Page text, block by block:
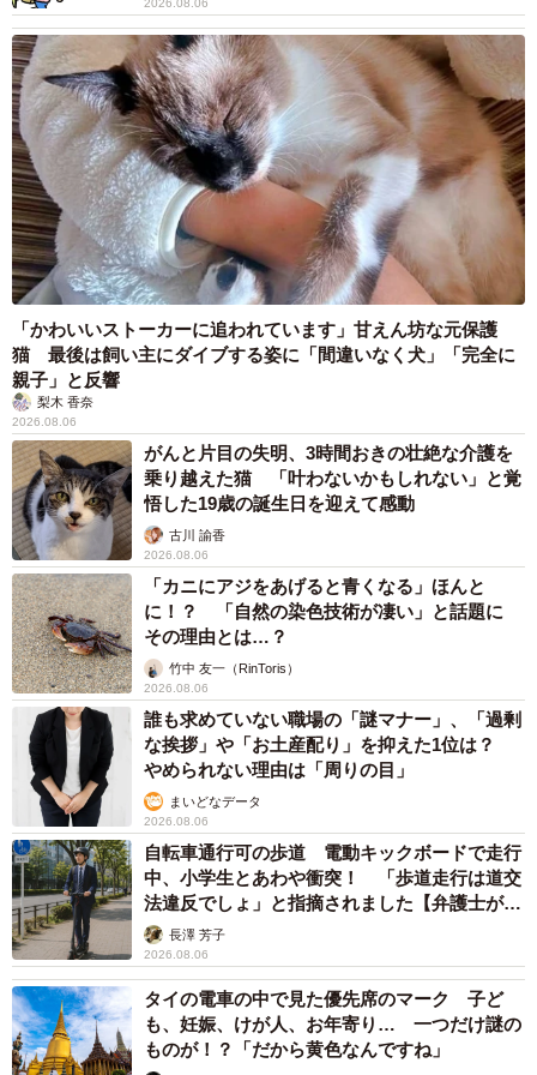
2026.08.06
「かわいいストーカーに追われています」甘えん坊な元保護
猫 最後は飼い主にダイブする姿に「間違いなく犬」「完全に
親子」と反響
梨木 香奈
2026.08.06
がんと片目の失明、3時間おきの壮絶な介護を
乗り越えた猫 「叶わないかもしれない」と覚
悟した19歳の誕生日を迎えて感動
古川 諭香
2026.08.06
「カニにアジをあげると青くなる」ほんと
に！？ 「自然の染色技術が凄い」と話題に
その理由とは…？
竹中 友一（RinToris）
2026.08.06
誰も求めていない職場の「謎マナー」、「過剰
な挨拶」や「お土産配り」を抑えた1位は？
やめられない理由は「周りの目」
まいどなデータ
2026.08.06
自転車通行可の歩道 電動キックボードで走行
中、小学生とあわや衝突！ 「歩道走行は道交
法違反でしょ」と指摘されました【弁護士が解
説】長澤 芳子
2026.08.06
タイの電車の中で見た優先席のマーク 子ど
も、妊娠、けが人、お年寄り… 一つだけ謎の
ものが！？「だから黄色なんですね」